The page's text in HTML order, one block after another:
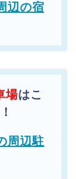
辺の宿
場はこ
周辺駐